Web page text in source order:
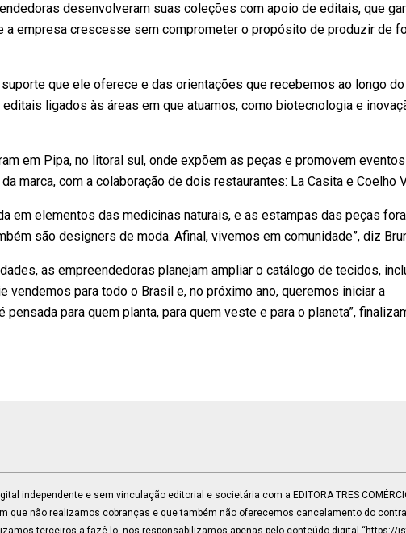
desenvolveram suas coleções com apoio de editais, que
a empresa crescesse sem comprometer o propósito de produzir de
que ele oferece e das orientações que recebemos ao longo do
ligados às áreas em que atuamos, como biotecnologia e
em Pipa, no litoral sul, onde expõem as peças e promovem
marca, com a colaboração de dois restaurantes: La Casita e Coelho
em elementos das medicinas naturais, e as estampas das peças
são designers de moda. Afinal, vivemos em comunidade”, diz
as empreendedoras planejam ampliar o catálogo de tecidos,
vendemos para todo o Brasil e, no próximo ano, queremos iniciar a
pensada para quem planta, para quem veste e para o planeta”,
independente e sem vinculação editorial e societária com a EDITORA TRES
que não realizamos cobranças e que também não oferecemos cancelamento do
terceiros a fazê-lo, nos responsabilizamos apenas pelo conteúdo digital “https://